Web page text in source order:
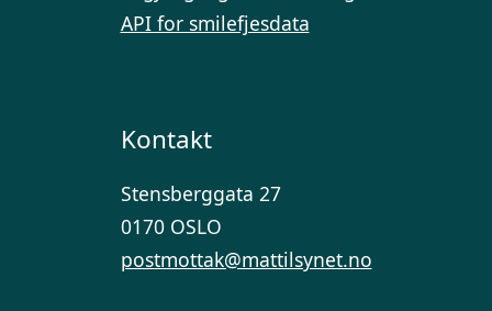
API for smilefjesdata
Kontakt
Stensberggata 27
0170 OSLO
postmottak@mattilsynet.no